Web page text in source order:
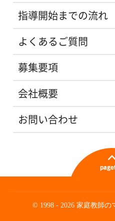
指導開始までの流れ
よくあるご質問
募集要項
会社概要
お問い合わせ
© 1998 - 2026 家庭教師の